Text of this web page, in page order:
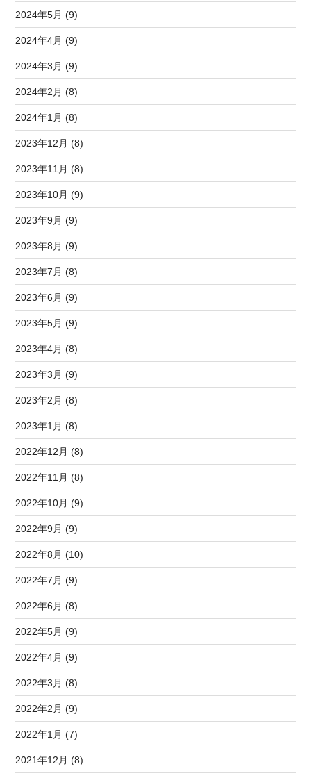
2024年5月 (9)
2024年4月 (9)
2024年3月 (9)
2024年2月 (8)
2024年1月 (8)
2023年12月 (8)
2023年11月 (8)
2023年10月 (9)
2023年9月 (9)
2023年8月 (9)
2023年7月 (8)
2023年6月 (9)
2023年5月 (9)
2023年4月 (8)
2023年3月 (9)
2023年2月 (8)
2023年1月 (8)
2022年12月 (8)
2022年11月 (8)
2022年10月 (9)
2022年9月 (9)
2022年8月 (10)
2022年7月 (9)
2022年6月 (8)
2022年5月 (9)
2022年4月 (9)
2022年3月 (8)
2022年2月 (9)
2022年1月 (7)
2021年12月 (8)